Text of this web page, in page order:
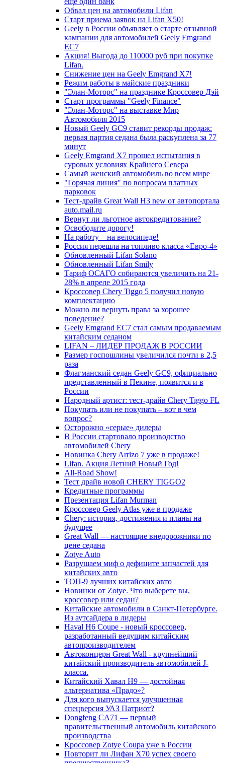
Обвал цен на автомобили Lifan
Старт приема заявок на Lifan X50!
Geely в России объявляет о старте отзывной
кампании для автомобилей Geely Emgrand
EC7
Акция! Выгода до 110000 руб при покупке
Lifan.
Снижение цен на Geely Emgrand X7!
Режим работы в майские праздники
"Элан-Моторс" на празднике Кроссовер Дэй
Старт программы "Geely Finance"
"Элан-Моторс" на выставке Мир
Автомобиля 2015
Новый Geely GC9 ставит рекорды продаж:
первая партия седана была раскуплена за 77
минут
Geely Emgrand X7 прошел испытания в
суровых условиях Крайнего Севера
Самый женский автомобиль во всем мире
"Горячая линия" по вопросам платных
парковок
Тест-драйв Great Wall H3 new от автопортала
auto.mail.ru
Вернут ли льготное автокредитование?
Освободите дорогу!
На работу – на велосипеде!
Россия перешла на топливо класса «Евро-4»
Обновленный Lifan Solano
Обновленный Lifan Smily
Тариф ОСАГО собираются увеличить на 21-
28% в апреле 2015 года
Кроссовер Chery Tiggo 5 получил новую
комплектацию
Можно ли вернуть права за хорошее
поведение?
Geely Emgrand EC7 стал самым продаваемым
китайским седаном
LIFAN – ЛИДЕР ПРОДАЖ В РОССИИ
Размер госпошлины увеличился почти в 2,5
раза
Флагманский седан Geely GC9, официально
представленный в Пекине, появится и в
России
Народный артист: тест-драйв Chery Tiggo FL
Покупать или не покупать – вот в чем
вопрос?
Осторожно «серые» дилеры
В России стартовало производство
автомобилей Chery
Новинка Chery Arrizo 7 уже в продаже!
Lifan. Акция Летний Новый Год!
All-Road Show!
Тест драйв новой CHERY TIGGO2
Кредитные программы
Презентация Lifan Murman
Кроссовер Geely Atlas уже в продаже
Chery: история, достижения и планы на
будущее
Great Wall — настоящие внедорожники по
цене седана
Zotye Auto
Разрушаем миф о дефиците запчастей для
китайских авто
ТОП-9 лучших китайских авто
Новинки от Zotye. Что выберете вы,
кроссовер или седан?
Китайские автомобили в Санкт-Петербурге.
Из аутсайдера в лидеры
Haval H6 Coupe - новый кроссовер,
разработанный ведущим китайским
автопроизводителем
Автоконцерн Great Wall - крупнейший
китайский производитель автомобилей J-
класса.
Китайский Хавал H9 — достойная
альтернатива «Прадо»?
Для кого выпускается улучшенная
спецверсия УАЗ Патриот?
Dongfeng CA71 — первый
правительственный автомобиль китайского
производства
Кроссовер Zotye Coupa уже в России
Повторит ли Лифан Х70 успех своего